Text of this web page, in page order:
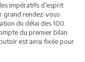
impératifs d’esprit
grand rendez-vous
du délai des 100
du premier bilan
est ainsi fixée pour